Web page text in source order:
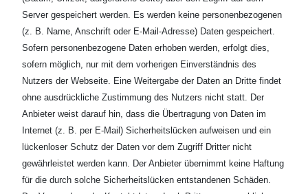
Server gespeichert werden. Es werden keine personenbezogenen
(z. B. Name, Anschrift oder E-Mail-Adresse) Daten gespeichert.
Sofern personenbezogene Daten erhoben werden, erfolgt dies,
sofern möglich, nur mit dem vorherigen Einverständnis des
Nutzers der Webseite. Eine Weitergabe der Daten an Dritte findet
ohne ausdrückliche Zustimmung des Nutzers nicht statt. Der
Anbieter weist darauf hin, dass die Übertragung von Daten im
Internet (z. B. per E-Mail) Sicherheitslücken aufweisen und ein
lückenloser Schutz der Daten vor dem Zugriff Dritter nicht
gewährleistet werden kann. Der Anbieter übernimmt keine Haftung
für die durch solche Sicherheitslücken entstandenen Schäden.